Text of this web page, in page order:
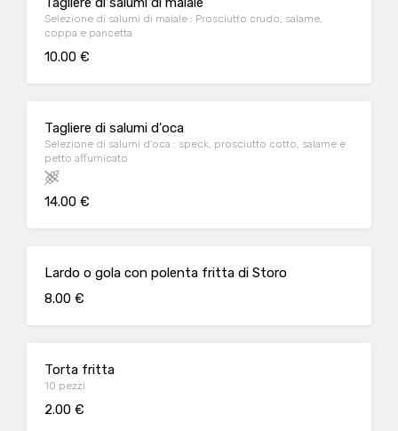
Selezione di salumi di maiale : Prosciutto crudo, salame,
coppa e pancetta
10.00 €
Tagliere di salumi d'oca
Selezione di salumi d'oca : speck, prosciutto cotto, salame e
petto affumicato
14.00 €
Lardo o gola con polenta fritta di Storo
8.00 €
Torta fritta
10 pezzi
2.00 €